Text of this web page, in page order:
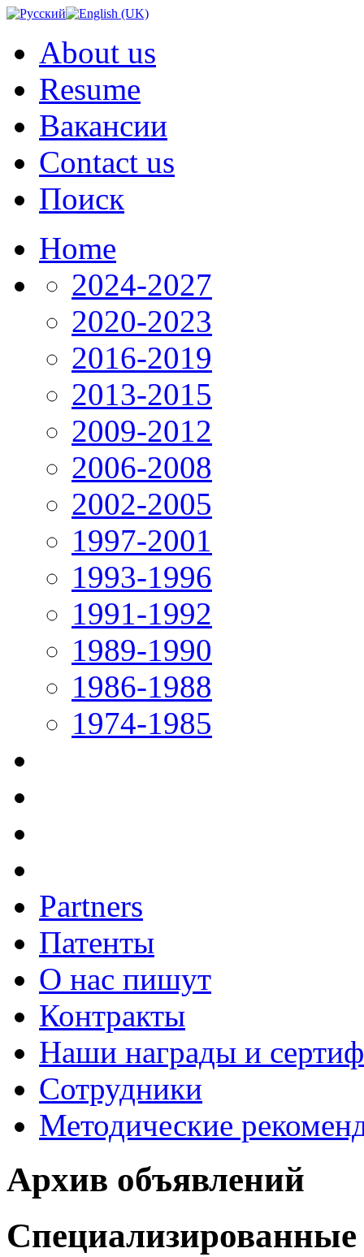
About us
Resume
Вакансии
Contact us
Поиск
Home
2024-2027
2020-2023
2016-2019
2013-2015
2009-2012
2006-2008
2002-2005
1997-2001
1993-1996
1991-1992
1989-1990
1986-1988
1974-1985
Partners
Патенты
О нас пишут
Контракты
Наши награды и
Сотрудники
Методические
Архив объявлений